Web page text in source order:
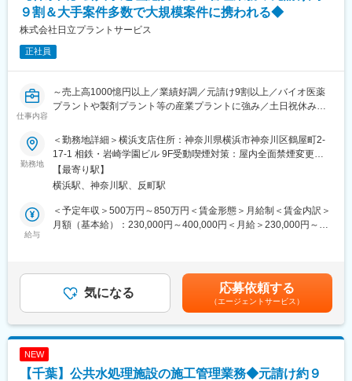
取り入れ、時代に対応した先進のプラントを構築しています。
お客様のニーズに応える食品プラント構築の企画・設計・施工管
みです。
■取引実績：
・東京エレクトロン、キオクシア、ソニー、ルネサスエレクトロ
■入社後：
入社後はOJTを通して学んで頂きますが研修制度もご用意してお
ございます。
公的資格取得支援制度により資格が取得できます。（技術士、1,2
級施工管理技士各種、電気主任技術者、その他）
・事業分野としては、浄水場の水処理装置をはじめ電子部品、医
薬品、食品等の生産現場で使用される純水製造装置の設計、施工
理できるIT化にも力を入れております。平均勤続年数も12,1年と
業界平均に比べ長いため、働きやすい環境です。
９割＆大手案件多数で大規模案件に携われる◆
株式会社日立プラントサービス
正社員
仕事内容
～売上高1000憶円以上／業績好調／元請け9割以上／バイオ医薬
プラントや製剤プラント等の産業プラントに強み／土日祝休み／
■業務詳細：
浄水場や農業集落排水処理場などの公共水処理プラントにおい
て、機械設備の更新・改修工事の施工監督業務をお任せ致しま
す。監督業務を行う場合は、基本的に工事期間中は施工現場に常
駐します。
現場での施工監督以外の業務として、勤務地の事務所において工
■当社の多様なビジネスフィールド：
＜空調設備事業＞
勤務地
＜勤務地詳細＞横浜支店住所：神奈川県横浜市神奈川区鶴屋町2-
17-1 相鉄・岩崎学園ビル 9F受動喫煙対策：屋内全面禁煙変更の
範囲：会社の定める事業所
【最寄り駅】
横浜駅、神奈川駅、反町駅
給与
＜予定年収＞500万円～850万円＜賃金形態＞月給制＜賃金内訳＞
月額（基本給）：230,000円～400,000円＜月給＞230,000円～
手当＋宿泊が伴う場合は宿泊代実費支給賃金はあくまでも目安の
金額であり、選考を通じて上下する可能性があります。月給(月額)
は固定手当を含めた表記です。
気になる 応募依頼する
（エージェントサービス）
NEW
【千葉】公共水処理施設の施工管理業務◆元請け約９